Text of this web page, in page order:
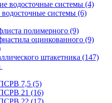
водосточные системы (4)
системы (6)
полимерного (9)
оцинкованного (9)
штакетника (147)
7,5 (5)
21 (16)
22 (17)